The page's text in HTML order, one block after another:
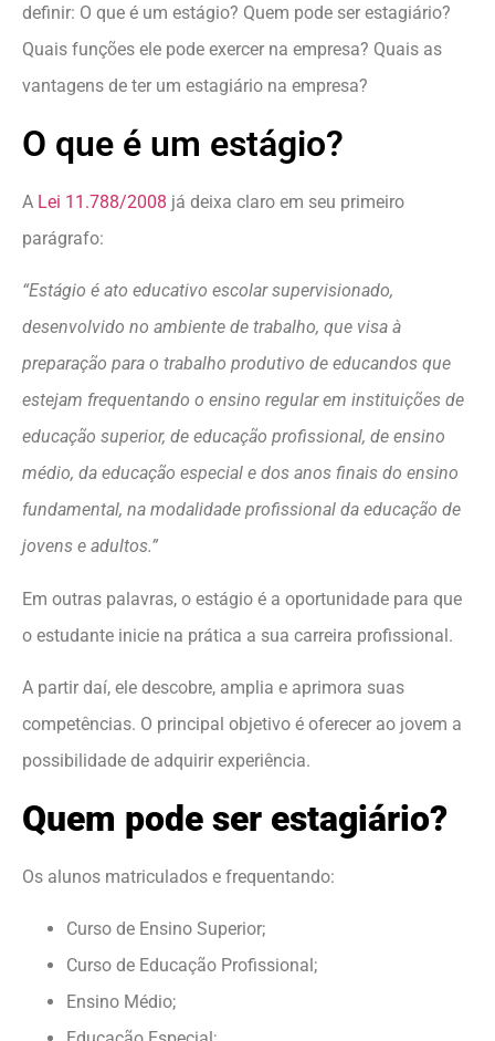
definir: O que é um estágio? Quem pode ser estagiário?
Quais funções ele pode exercer na empresa? Quais as
vantagens de ter um estagiário na empresa?
O que é um estágio?
A Lei 11.788/2008 já deixa claro em seu primeiro
parágrafo:
“Estágio é ato educativo escolar supervisionado,
desenvolvido no ambiente de trabalho, que visa à
preparação para o trabalho produtivo de educandos que
estejam frequentando o ensino regular em instituições de
educação superior, de educação profissional, de ensino
médio, da educação especial e dos anos finais do ensino
fundamental, na modalidade profissional da educação de
jovens e adultos.”
Em outras palavras, o estágio é a oportunidade para que
o estudante inicie na prática a sua carreira profissional.
A partir daí, ele descobre, amplia e aprimora suas
competências. O principal objetivo é oferecer ao jovem a
possibilidade de adquirir experiência.
Quem pode ser estagiário?
Os alunos matriculados e frequentando:
Curso de Ensino Superior;
Curso de Educação Profissional;
Ensino Médio;